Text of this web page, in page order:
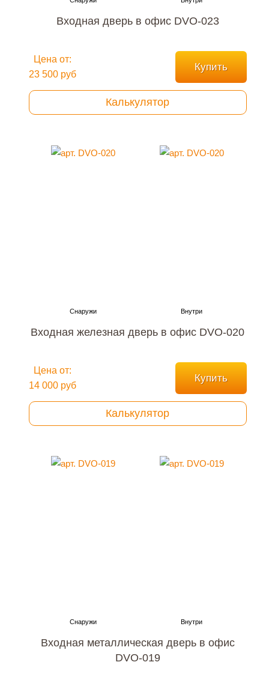
Входная дверь в офис DVO-023
Цена от:
23 500 руб
Купить
Калькулятор
Входная железная дверь в офис DVO-020
Цена от:
14 000 руб
Купить
Калькулятор
Входная металлическая дверь в офис
DVO-019